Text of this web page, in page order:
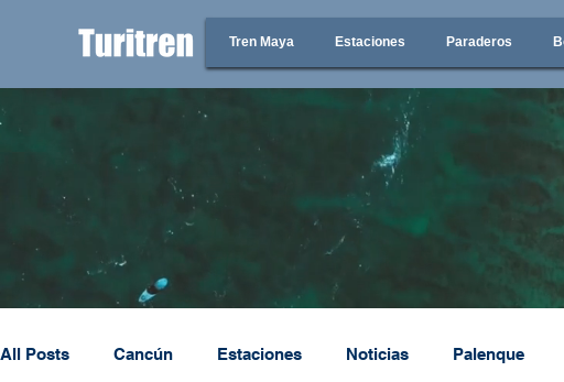
Tren Maya Estaciones Paraderos
All Posts Cancún Estaciones Noticias Palenque